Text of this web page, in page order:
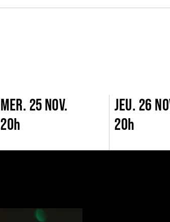
MER. 25 NOV.
20h
JEU. 26
20h